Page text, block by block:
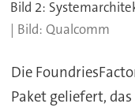
Bild 2:
Qualcomm
Die
Paket geliefert,